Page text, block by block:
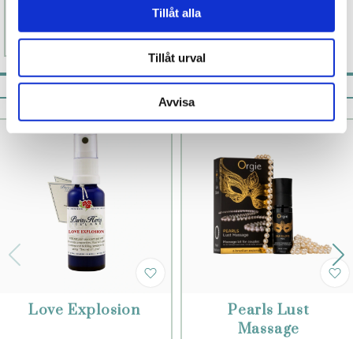
Tillåt alla
Tillåt urval
Avvisa
Köp
Läs mer
Pistill rekommenderar
Love Explosion
Pearls Lust
Massage